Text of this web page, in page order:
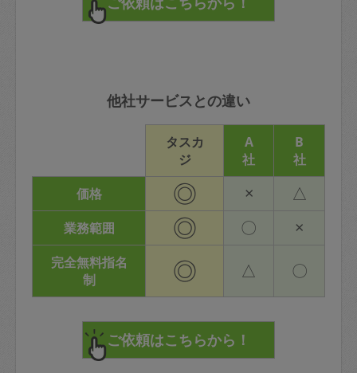
他社サービスとの違い
タスカ
ジ
A
社
B
社
価格
◎ × △
業務範囲 ◎ 〇 ×
完全無料指名
制
◎ △ 〇